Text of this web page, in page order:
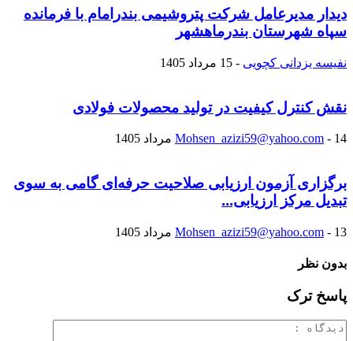
دیدار مدیرعامل شرکت پتروشیمی بندرامام با فرمانده
سپاه شهرستان بندرماهشهر
نفیسه یزدانی کچویی - 15 مرداد 1405
نقش کنترل کیفیت در تولید محصولات فولادی
Mohsen_azizi59@yahoo.com - 14 مرداد 1405
برگزاری آزمون ارزیابی صلاحیت حرفه‌ای گامی به سوی
تبدیل مرکز ارزیابی...
Mohsen_azizi59@yahoo.com - 13 مرداد 1405
بدون نظر
پاسخ ترک